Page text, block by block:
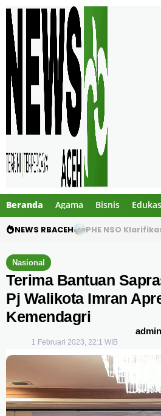
Beranda Agama Bisnis
NEWS RBACEH PHE NSO
Nasional
Terima Bantuan
Pj Walikota Imran
Kemendagri
admin
1 Februari 2023, 22:1 WIB